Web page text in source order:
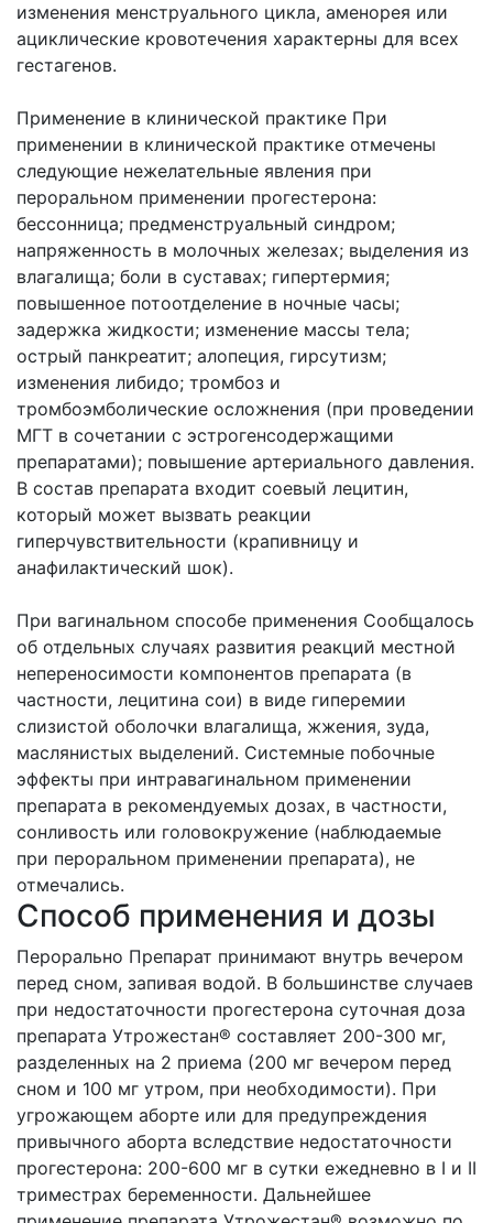
изменения менструального цикла, аменорея или
ациклические кровотечения характерны для всех
гестагенов.
Применение в клинической практике При
применении в клинической практике отмечены
следующие нежелательные явления при
пероральном применении прогестерона:
бессонница; предменструальный синдром;
напряженность в молочных железах; выделения из
влагалища; боли в суставах; гипертермия;
повышенное потоотделение в ночные часы;
задержка жидкости; изменение массы тела;
острый панкреатит; алопеция, гирсутизм;
изменения либидо; тромбоз и
тромбоэмболические осложнения (при проведении
МГТ в сочетании с эстрогенсодержащими
препаратами); повышение артериального давления.
В состав препарата входит соевый лецитин,
который может вызвать реакции
гиперчувствительности (крапивницу и
анафилактический шок).
При вагинальном способе применения Сообщалось
об отдельных случаях развития реакций местной
непереносимости компонентов препарата (в
частности, лецитина сои) в виде гиперемии
слизистой оболочки влагалища, жжения, зуда,
маслянистых выделений. Системные побочные
эффекты при интравагинальном применении
препарата в рекомендуемых дозах, в частности,
сонливость или головокружение (наблюдаемые
при пероральном применении препарата), не
отмечались.
Способ применения и дозы
Перорально Препарат принимают внутрь вечером
перед сном, запивая водой. В большинстве случаев
при недостаточности прогестерона суточная доза
препарата Утрожестан® составляет 200-300 мг,
разделенных на 2 приема (200 мг вечером перед
сном и 100 мг утром, при необходимости). При
угрожающем аборте или для предупреждения
привычного аборта вследствие недостаточности
прогестерона: 200-600 мг в сутки ежедневно в I и II
триместрах беременности. Дальнейшее